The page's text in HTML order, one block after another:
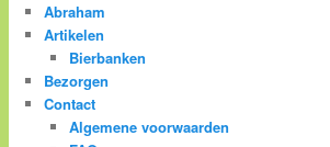
Abraham
Artikelen
Bierbanken
Bezorgen
Contact
Algemene voorwaarden